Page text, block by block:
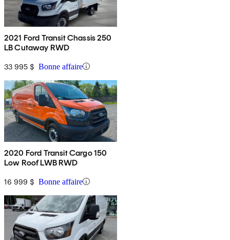
2021 Ford Transit Chassis 250
LB Cutaway RWD
33 995 $ Bonne affaire
2020 Ford Transit Cargo 150
Low Roof LWB RWD
16 999 $ Bonne affaire